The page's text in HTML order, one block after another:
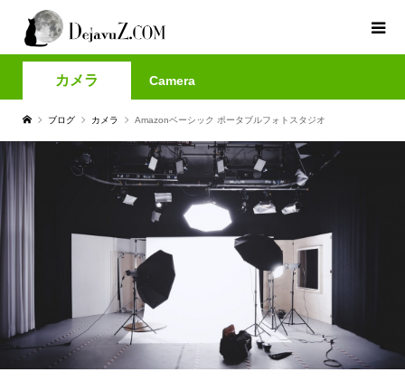
カメラ Camera
ブログ カメラ Amazonベーシック ポータブルフォトスタジオ